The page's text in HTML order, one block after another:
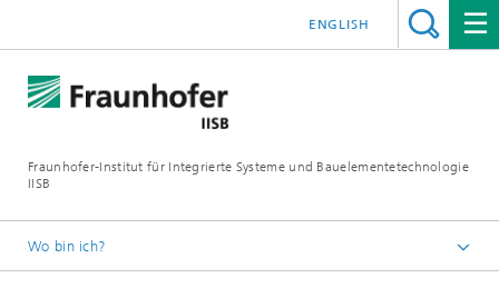
Fraunhofer-Institut für Integrierte Systeme und Bauelementetechnologie
IISB
ENGLISH
Wo bin ich?